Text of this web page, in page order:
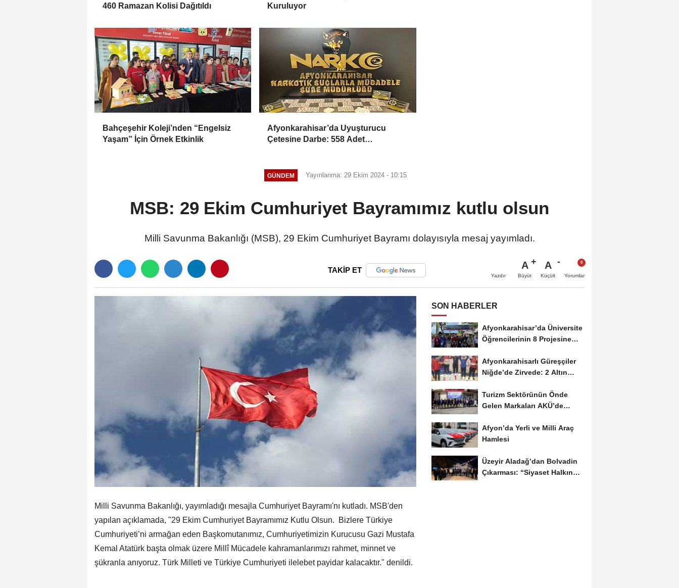
460 Ramazan Kolisi Dağıtıldı
Kuruluyor
Bahçeşehir Koleji’nden “Engelsiz
Yaşam” İçin Örnek Etkinlik
Afyonkarahisar’da Uyuşturucu
Çetesine Darbe: 558 Adet
GÜNDEM Yayınlanma: 29 Ekim 2024 - 10:15
MSB: 29 Ekim Cumhuriyet Bayramımız kutlu olsun
Milli Savunma Bakanlığı (MSB), 29 Ekim Cumhuriyet Bayramı dolayısıyla mesaj yayımladı.
TAKİP ET
Yazdır
A
Büyüt
A
Küçült Yorumlar
Milli Savunma Bakanlığı, yayımladığı mesajla Cumhuriyet Bayramı'nı kutladı. MSB'den
yapılan açıklamada, "29 Ekim Cumhuriyet Bayramımız Kutlu Olsun. Bizlere Türkiye
Cumhuriyeti’ni armağan eden Başkomutanımız, Cumhuriyetimizin Kurucusu Gazi Mustafa
Kemal Atatürk başta olmak üzere Millî Mücadele kahramanlarımızı rahmet, minnet ve
şükranla anıyoruz. Türk Milleti ve Türkiye Cumhuriyeti ilelebet payidar kalacaktır." denildi.
SON HABERLER
Afyonkarahisar’da Üniversite
Öğrencilerinin 8 Projesine
Afyonkarahisarlı Güreşçiler
Niğde’de Zirvede: 2 Altın
Turizm Sektörünün Önde
Gelen Markaları AKÜ’de
Afyon’da Yerli ve Milli Araç
Hamlesi
Üzeyir Aladağ’dan Bolvadin
Çıkarması: “Siyaset Halkın